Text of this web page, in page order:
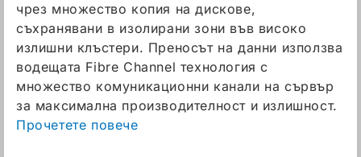
чрез множество копия на дискове,
съхранявани в изолирани зони във високо
излишни клъстери. Преносът на данни използва
водещата Fibre Channel технология с
множество комуникационни канали на сървър
за максимална производителност и излишност.
Прочетете повече